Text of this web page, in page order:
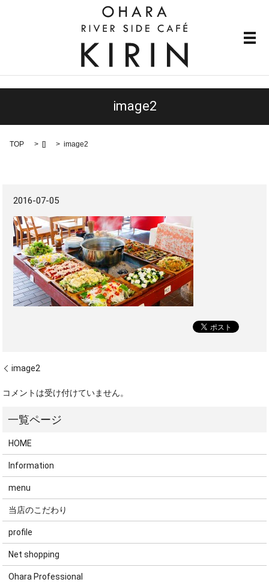
メ
image2
TOP [] image2
2016-07-05
image2
コメントは受け付けていません。
HOME
Information
menu
当店のこだわり
profile
Net shopping
Ohara Professional